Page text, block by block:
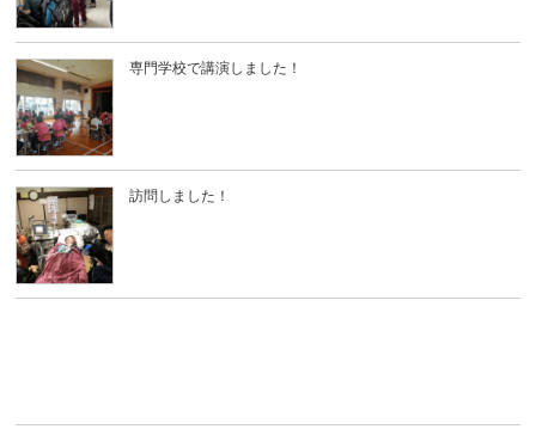
専門学校で講演しました！
訪問しました！